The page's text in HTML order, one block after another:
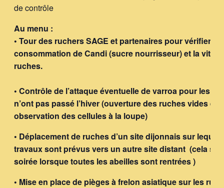
de contrôle
Au menu :
• Tour des ruchers SAGE et partenaires pour vérifier la
consommation de Candi (sucre nourrisseur) et la
ruches.
• Contrôle de l’attaque éventuelle de varroa pour les
n’ont pas passé l’hiver (ouverture des ruches vides et
observation des cellules à la loupe)
• Déplacement de ruches d’un site dijonnais sur lequel
travaux sont prévus vers un autre site distant (cela se
soirée lorsque toutes les abeilles sont rentrées )
• Mise en place de pièges à frelon asiatique sur les